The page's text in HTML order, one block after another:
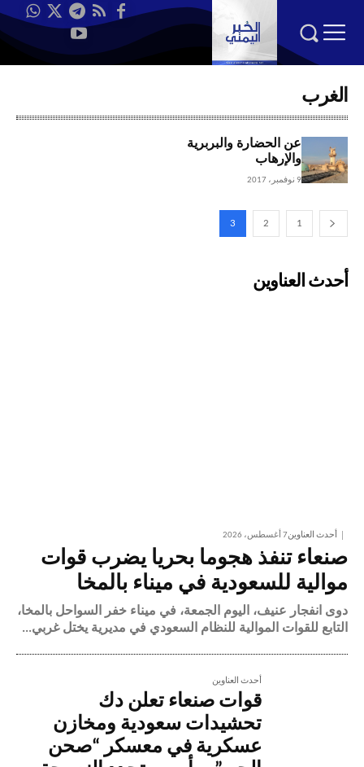
الغرب
عن الحضارة والبربرية
والإرهاب
9 نوفمبر، 2017
1
2
3
أحدث العناوين
أحدث العناوين7 أغسطس، 2026
صنعاء تنفذ هجوما بحريا يضرب قوات
موالية للسعودية في ميناء بالمخا
دوى انفجار عنيف، اليوم الجمعة، في ميناء خفر السواحل بالمخا،
التابع للقوات الموالية للنظام السعودي في مديرية يختل غربي...
أحدث العناوين
قوات صنعاء تعلن دك
تحشيدات سعودية ومخازن
عسكرية في معسكر “صحن